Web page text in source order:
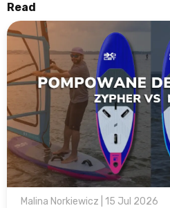
Read
Malina Norkiewicz | 15 Jul 2026